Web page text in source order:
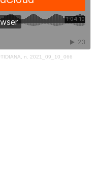
n. 2021_09_10_066